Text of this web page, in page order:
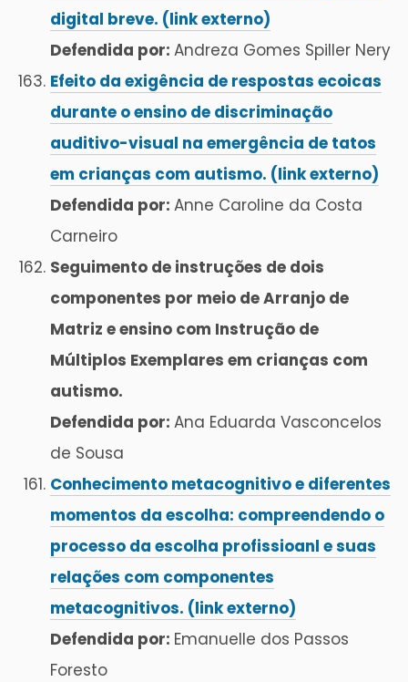
digital breve. (link externo)
Defendida por: Andreza Gomes Spiller Nery
Efeito da exigência de respostas ecoicas
durante o ensino de discriminação
auditivo-visual na emergência de tatos
em crianças com autismo. (link externo)
Defendida por: Anne Caroline da Costa
Carneiro
Seguimento de instruções de dois
componentes por meio de Arranjo de
Matriz e ensino com Instrução de
Múltiplos Exemplares em crianças com
autismo.
Defendida por: Ana Eduarda Vasconcelos
de Sousa
Conhecimento metacognitivo e diferentes
momentos da escolha: compreendendo o
processo da escolha profissioanl e suas
relações com componentes
metacognitivos. (link externo)
Defendida por: Emanuelle dos Passos
Foresto